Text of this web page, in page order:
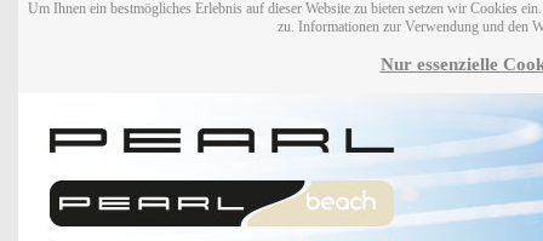
Um Ihnen ein bestmögliches Erlebnis auf dieser Website zu bieten setzen wir Cookies
zu. Informationen zur Verwendung und den
Nur essenzielle